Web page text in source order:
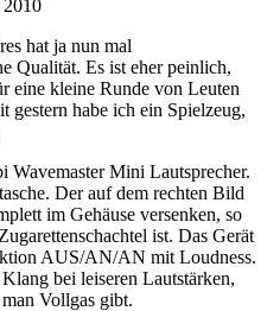
hat ja nun mal
Qualität. Es ist eher peinlich,
eine kleine Runde von Leuten
habe ich ein Spielzeug,
Wavemaster Mini Lautsprecher.
Der auf dem rechten Bild
im Gehäuse versenken, so
ist. Das Gerät
AUS/AN/AN mit Loudness.
bei leiseren Lautstärken,
Vollgas gibt.